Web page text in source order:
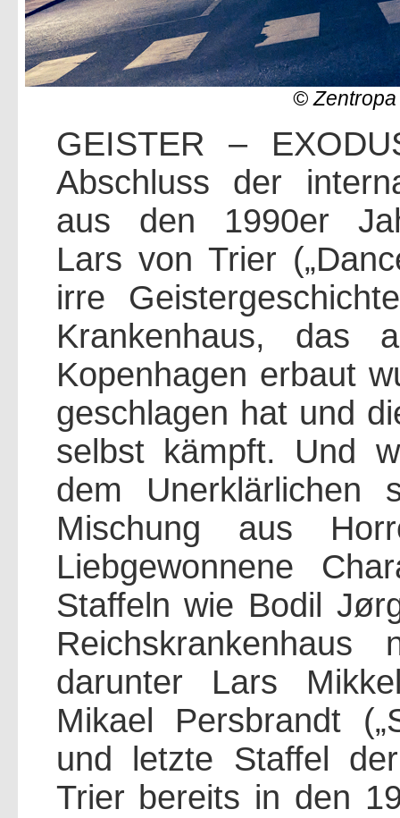
©
GEISTER –
Abschluss der
aus den 1990er
Lars von Trier
irre
Krankenhaus, das
Kopenhagen erbaut
geschlagen hat und
selbst kämpft. Und
dem Unerklärlichen
Mischung aus
Liebgewonnene
Staffeln wie Bodil
darunter Lars
Mikael Persbrandt
und letzte Staffel
Trier bereits in den